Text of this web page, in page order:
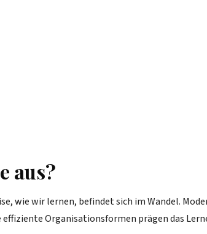
aus?
wie wir lernen, befindet sich im Wandel.
Organisationsformen prägen das